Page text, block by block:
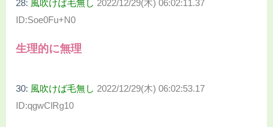
28: 風吹けば毛無し 2022/12/29(木) 06:02:11.37
ID:Soe0Fu+N0
生理的に無理
30: 風吹けば毛無し 2022/12/29(木) 06:02:53.17
ID:qgwClRg10